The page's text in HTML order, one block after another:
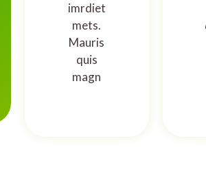
imrdiet
mets.
Mauris
quis
magn